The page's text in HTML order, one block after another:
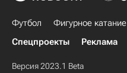
Футбол Фигурное катание
Спецпроекты
Реклама
Версия 2023.1 Beta